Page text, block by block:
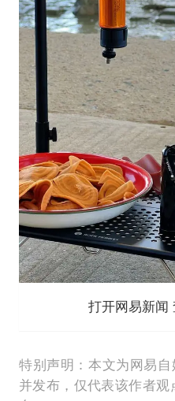
打开网易新闻
特别声明：本文为网易
并发布，仅代表该作者